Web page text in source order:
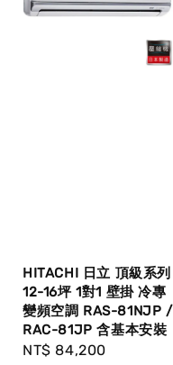
HITACHI 日立 頂級系列
12-16坪 1對1 壁掛 冷專
變頻空調 RAS-81NJP /
RAC-81JP 含基本安裝
Regular
NT$ 84,200